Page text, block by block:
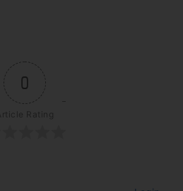
0
Article Rating